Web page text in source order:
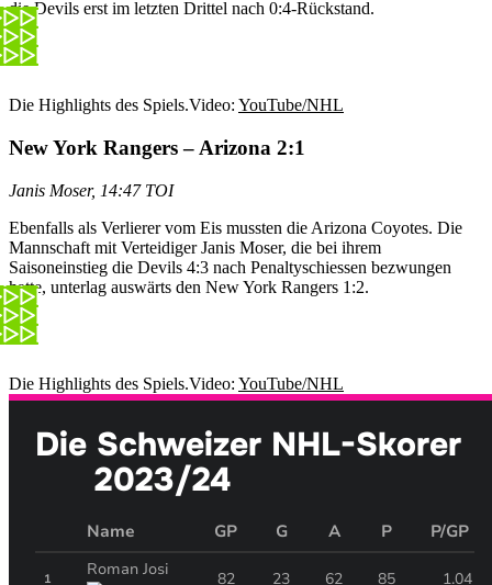
die Devils erst im letzten Drittel nach 0:4-Rückstand.
Die Highlights des Spiels.Video: YouTube/NHL
New York Rangers – Arizona 2:1
Janis Moser, 14:47 TOI
Ebenfalls als Verlierer vom Eis mussten die Arizona Coyotes. Die
Mannschaft mit Verteidiger Janis Moser, die bei ihrem
Saisoneinstieg die Devils 4:3 nach Penaltyschiessen bezwungen
hatte, unterlag auswärts den New York Rangers 1:2.
Die Highlights des Spiels.Video: YouTube/NHL